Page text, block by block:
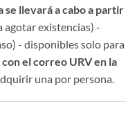
se llevará a cabo a partir
agotar existencias) -
- disponibles solo para
el correo URV en la
una por persona.